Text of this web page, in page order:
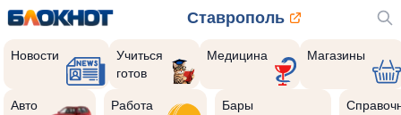
Ставрополь
Новости
Учиться
готов
Медицина Магазины
Авто Работа
Бары